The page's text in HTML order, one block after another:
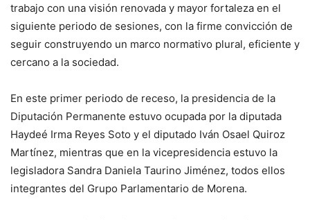
trabajo con una visión renovada y mayor fortaleza en el
siguiente periodo de sesiones, con la firme convicción de
seguir construyendo un marco normativo plural, eficiente y
cercano a la sociedad.
En este primer periodo de receso, la presidencia de la
Diputación Permanente estuvo ocupada por la diputada
Haydeé Irma Reyes Soto y el diputado Iván Osael Quiroz
Martínez, mientras que en la vicepresidencia estuvo la
legisladora Sandra Daniela Taurino Jiménez, todos ellos
integrantes del Grupo Parlamentario de Morena.